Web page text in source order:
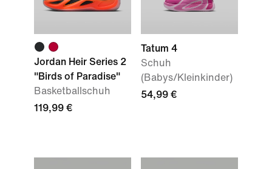
Jordan Heir Series 2
"Birds of Paradise"
Basketballschuh
119,99 €
Tatum 4
Schuh
(Babys/Kleinkinder)
54,99 €